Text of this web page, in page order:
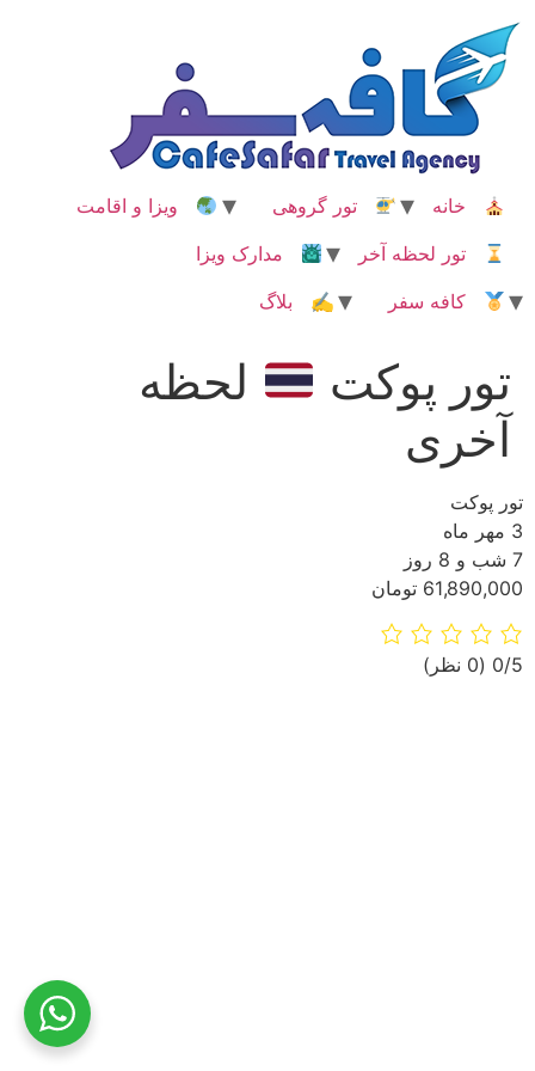
محتوا
خانه تور گروهی
ویزا و اقامت
تور لحظه آخر
مدارک ویزا
کافه سفر
✍ بلاگ
تور پوکت
لحظه
آخری
تور پوکت
3 مهر ماه
7 شب و 8 روز
61,890,000 تومان
‫0/5 ‫(0 نظر)